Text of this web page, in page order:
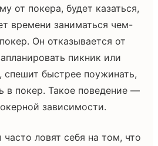
от покера, будет казаться,
времени заниматься чем-
Он отказывается от
пикник или
спешит быстрее поужинать,
в покер. Такое поведение —
зависимости.
ловят себя на том, что